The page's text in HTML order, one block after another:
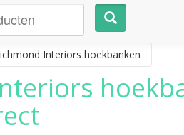
Interiors hoekbanken